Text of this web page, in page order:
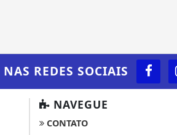
NAS REDES SOCIAIS
NAVEGUE
CONTATO